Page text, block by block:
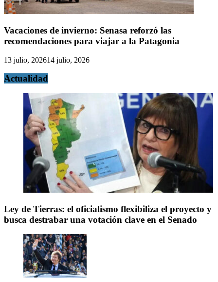
Vacaciones de invierno: Senasa reforzó las
recomendaciones para viajar a la Patagonia
13 julio, 202614 julio, 2026
Actualidad
Ley de Tierras: el oficialismo flexibiliza el proyecto y
busca destrabar una votación clave en el Senado